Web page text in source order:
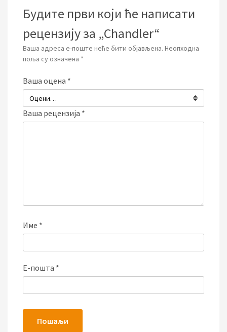
Будите први који ће написати
рецензију за „Chandler“
Ваша адреса е-поште неће бити објављена. Неопходна
поља су означена *
Ваша оцена *
Ваша рецензија *
Име *
Е-пошта *